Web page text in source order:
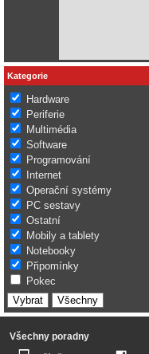
Kategorie
Hardware
Periferie
Multimédia
Software
Programování
Internet
Operační systémy
PC sestavy
Ostatní
Mobily a tablety
Notebooky
Připomínky
Pokec
Všechny poradny